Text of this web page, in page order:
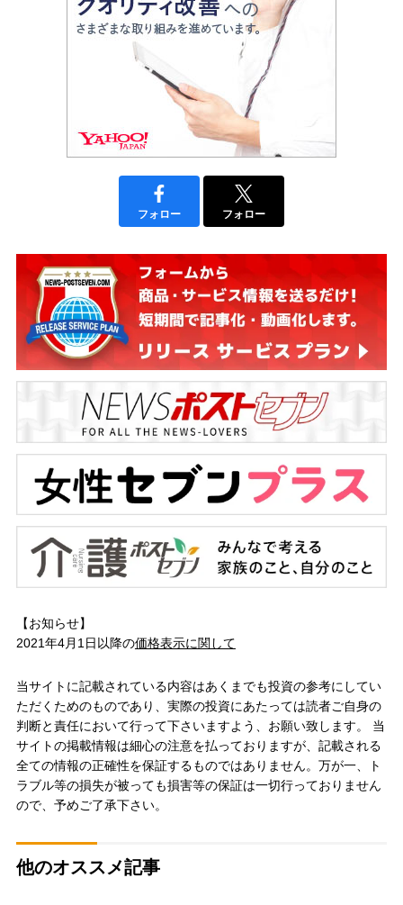
フォロー フォロー
【お知らせ】
2021年4月1日以降の価格表示に関して
当サイトに記載されている内容はあくまでも投資の参考にしてい
ただくためのものであり、実際の投資にあたっては読者ご自身の
判断と責任において行って下さいますよう、お願い致します。 当
サイトの掲載情報は細心の注意を払っておりますが、記載される
全ての情報の正確性を保証するものではありません。万が一、ト
ラブル等の損失が被っても損害等の保証は一切行っておりません
ので、予めご了承下さい。
他のオススメ記事